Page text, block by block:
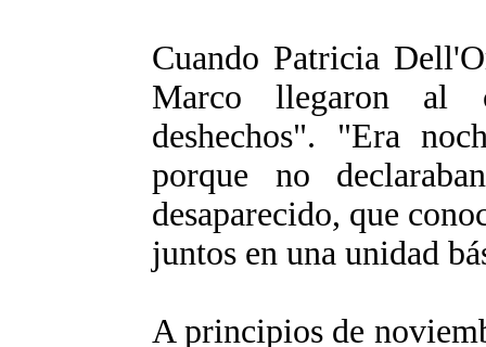
Cuando Patricia
Marco llegaron al
deshechos". "Era
porque no
desaparecido, que
juntos en una unidad
A principios de